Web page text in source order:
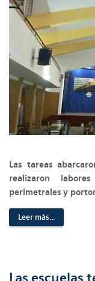
Las tareas
realizaron
perimetrales y
Leer más...
Las escuelas